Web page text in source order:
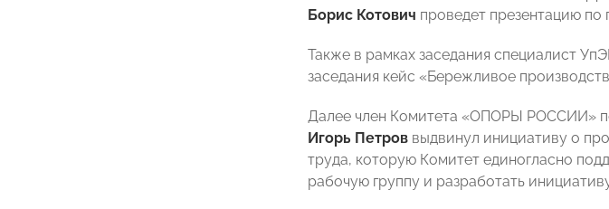
Борис Котович проведет презентацию
Также в рамках заседания специалист
заседания кейс «Бережливое
Далее член Комитета «ОПОРЫ РОССИИ»
Игорь Петров выдвинул инициативу о
труда, которую Комитет единогласно
рабочую группу и разработать